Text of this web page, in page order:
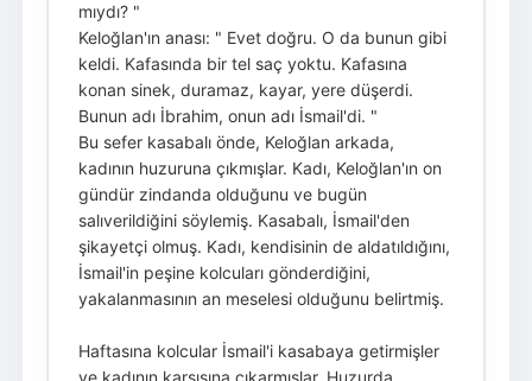
mıydı? "
Keloğlan'ın anası: " Evet doğru. O da bunun gibi
keldi. Kafasında bir tel saç yoktu. Kafasına
konan sinek, duramaz, kayar, yere düşerdi.
Bunun adı İbrahim, onun adı İsmail'di. "
Bu sefer kasabalı önde, Keloğlan arkada,
kadının huzuruna çıkmışlar. Kadı, Keloğlan'ın on
gündür zindanda olduğunu ve bugün
salıverildiğini söylemiş. Kasabalı, İsmail'den
şikayetçi olmuş. Kadı, kendisinin de aldatıldığını,
İsmail'in peşine kolcuları gönderdiğini,
yakalanmasının an meselesi olduğunu belirtmiş.
Haftasına kolcular İsmail'i kasabaya getirmişler
ve kadının karşısına çıkarmışlar. Huzurda